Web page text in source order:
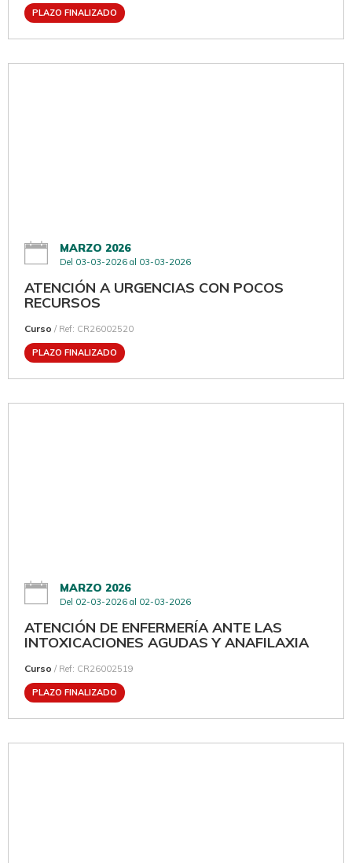
PLAZO FINALIZADO
MARZO 2026
Del 03-03-2026 al 03-03-2026
ATENCIÓN A URGENCIAS CON POCOS
RECURSOS
Curso / Ref: CR26002520
PLAZO FINALIZADO
MARZO 2026
Del 02-03-2026 al 02-03-2026
ATENCIÓN DE ENFERMERÍA ANTE LAS
INTOXICACIONES AGUDAS Y ANAFILAXIA
Curso / Ref: CR26002519
PLAZO FINALIZADO